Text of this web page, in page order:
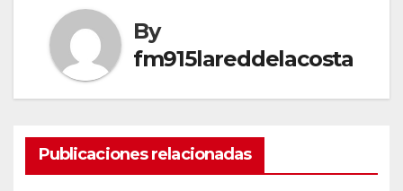
By
fm915lareddelacosta
Publicaciones relacionadas